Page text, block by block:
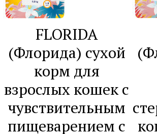
FLORIDA
(Флорида) сухой
корм для
взрослых кошек с
чувствительным
пищеварением с